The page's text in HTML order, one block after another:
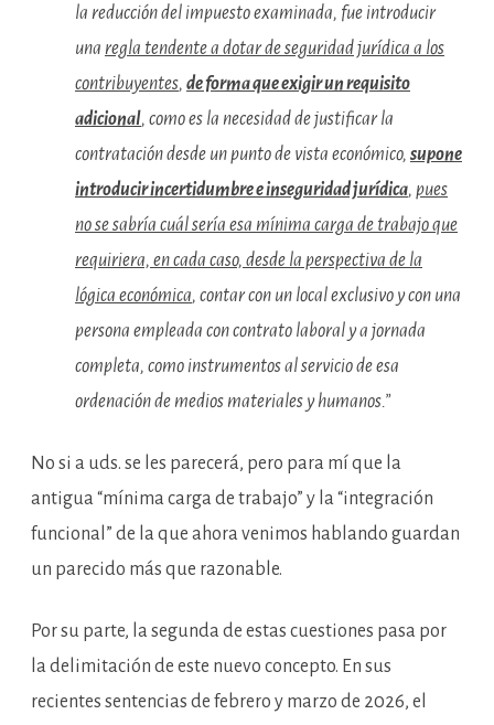
la reducción del impuesto examinada, fue introducir
una regla tendente a dotar de seguridad jurídica a los
contribuyentes, de forma que exigir un requisito
adicional, como es la necesidad de justificar la
contratación desde un punto de vista económico, supone
introducir incertidumbre e inseguridad jurídica, pues
no se sabría cuál sería esa mínima carga de trabajo que
requiriera, en cada caso, desde la perspectiva de la
lógica económica, contar con un local exclusivo y con una
persona empleada con contrato laboral y a jornada
completa, como instrumentos al servicio de esa
ordenación de medios materiales y humanos.”
No si a uds. se les parecerá, pero para mí que la
antigua “mínima carga de trabajo” y la “integración
funcional” de la que ahora venimos hablando guardan
un parecido más que razonable.
Por su parte, la segunda de estas cuestiones pasa por
la delimitación de este nuevo concepto. En sus
recientes sentencias de febrero y marzo de 2026, el